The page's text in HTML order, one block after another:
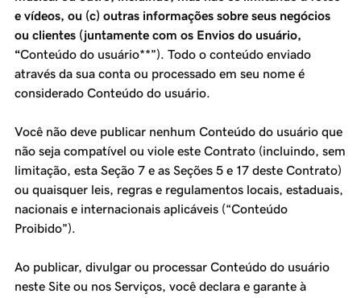
e vídeos, ou (c) outras informações sobre seus negócios
ou clientes (juntamente com os Envios do usuário,
“Conteúdo do usuário**”). Todo o conteúdo enviado
através da sua conta ou processado em seu nome é
considerado Conteúdo do usuário.
Você não deve publicar nenhum Conteúdo do usuário que
não seja compatível ou viole este Contrato (incluindo, sem
limitação, esta Seção 7 e as Seções 5 e 17 deste Contrato)
ou quaisquer leis, regras e regulamentos locais, estaduais,
nacionais e internacionais aplicáveis (“Conteúdo
Proibido”).
Ao publicar, divulgar ou processar Conteúdo do usuário
neste Site ou nos Serviços, você declara e garante à